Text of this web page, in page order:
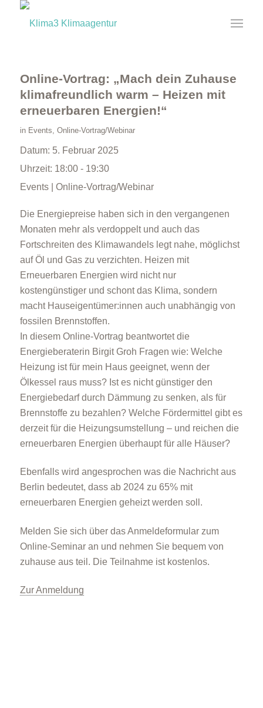
Online-Vortrag: „Mach dein Zuhause
klimafreundlich warm – Heizen mit
erneuerbaren Energien!“
in Events, Online-Vortrag/Webinar
Datum: 5. Februar 2025
Uhrzeit: 18:00 - 19:30
Events | Online-Vortrag/Webinar
Die Energiepreise haben sich in den vergangenen
Monaten mehr als verdoppelt und auch das
Fortschreiten des Klimawandels legt nahe, möglichst
auf Öl und Gas zu verzichten. Heizen mit
Erneuerbaren Energien wird nicht nur
kostengünstiger und schont das Klima, sondern
macht Hauseigentümer:innen auch unabhängig von
fossilen Brennstoffen.
In diesem Online-Vortrag beantwortet die
Energieberaterin Birgit Groh Fragen wie: Welche
Heizung ist für mein Haus geeignet, wenn der
Ölkessel raus muss? Ist es nicht günstiger den
Energiebedarf durch Dämmung zu senken, als für
Brennstoffe zu bezahlen? Welche Fördermittel gibt es
derzeit für die Heizungsumstellung – und reichen die
erneuerbaren Energien überhaupt für alle Häuser?
Ebenfalls wird angesprochen was die Nachricht aus
Berlin bedeutet, dass ab 2024 zu 65% mit
erneuerbaren Energien geheizt werden soll.
Melden Sie sich über das Anmeldeformular zum
Online-Seminar an und nehmen Sie bequem von
zuhause aus teil. Die Teilnahme ist kostenlos.
Zur Anmeldung